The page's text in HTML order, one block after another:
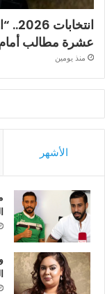
عشرة مطالب أمام
منذ يومين
الأشهر